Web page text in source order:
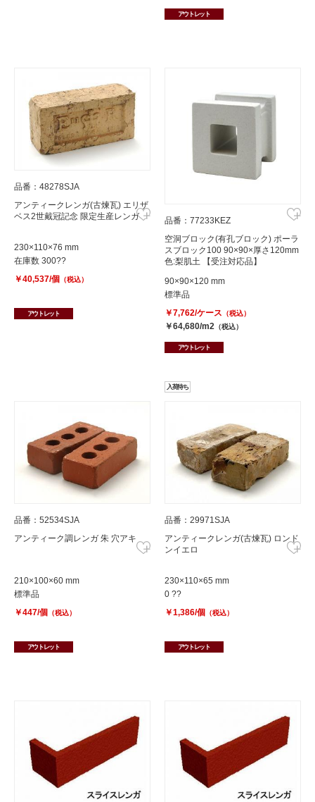
アウトレット
品番：48278SJA
アンティークレンガ(古煉瓦) エリザ
ベス2世戴冠記念 限定生産レンガ
230×110×76 mm
在庫数 300??
￥40,537/個
（税込）
アウトレット
品番：77233KEZ
空洞ブロック(有孔ブロック) ポーラ
スブロック100 90×90×厚さ120mm
色:梨肌土 【受注対応品】
90×90×120 mm
標準品
￥7,762/ケース （税込）
￥64,680/m2 （税込）
アウトレット
品番：52534SJA
アンティーク調レンガ 朱 穴アキ
210×100×60 mm
標準品
￥447/個
（税込）
アウトレット
入荷待ち
品番：29971SJA
アンティークレンガ(古煉瓦) ロンド
ンイエロ
230×110×65 mm
0 ??
￥1,386/個
（税込）
アウトレット